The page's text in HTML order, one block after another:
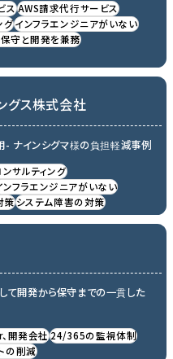
スAWS請求代行サービス
グインフラエンジニアがいない
守と開発を兼務
グス株式会社
ナインシグマ様の負担軽減事例
サルティング
ンフラエンジニアがいない
策システム障害の対策
て開発から保守までの一貫した
開発会社24/365の監視体制
の削減